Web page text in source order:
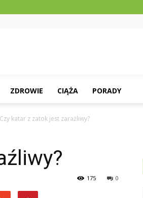
ZDROWIE CIĄŻA PORADY
Czy katar z zatok jest zaraźliwy?
0
175